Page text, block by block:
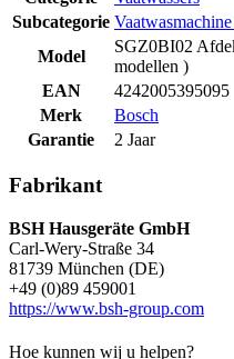
Subcategorie
Model
SGZ0BI02
modellen )
EAN
4242005395095
Merk
Bosch
Garantie
2 Jaar
Fabrikant
BSH Hausgeräte GmbH
Carl-Wery-Straße 34
81739 München (DE)
+49 (0)89 459001
https://www.bsh-group.com
Hoe kunnen wij u helpen?